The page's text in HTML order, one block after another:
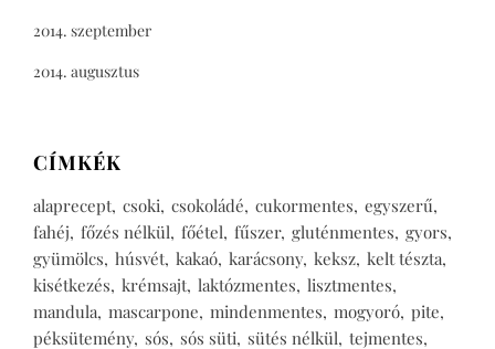
2014. szeptember
2014. augusztus
CÍMKÉK
alaprecept csoki csokoládé cukormentes egyszerű
fahéj főzés nélkül főétel fűszer gluténmentes gyors
gyümölcs húsvét kakaó karácsony keksz kelt tészta
kisétkezés krémsajt laktózmentes lisztmentes
mandula mascarpone mindenmentes mogyoró pite
péksütemény sós sós süti sütés nélkül tejmentes